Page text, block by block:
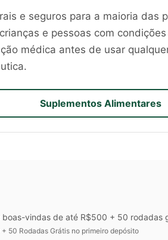
e seguros para a maioria das
e pessoas com
médica antes de usar
Suplementos Alimentares
vindas de até R$500 + 50
50 Rodadas Grátis no primeiro depósito